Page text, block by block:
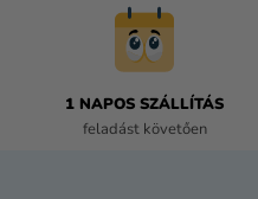
1 NAPOS SZÁLLÍTÁS
feladást követően